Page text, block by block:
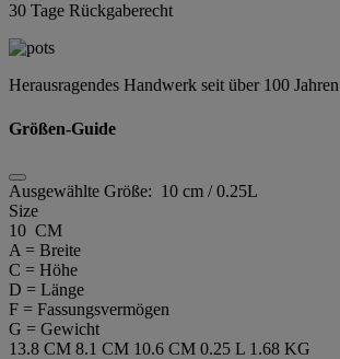
30 Tage Rückgaberecht
Herausragendes Handwerk seit über 100 Jahren
Größen-Guide
Ausgewählte Größe: 10 cm / 0.25L
Size
10 CM
A = Breite
C = Höhe
D = Länge
F = Fassungsvermögen
G = Gewicht
13.8 CM 8.1 CM 10.6 CM 0.25 L 1.68 KG